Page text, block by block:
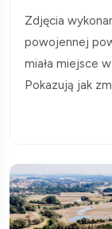
Zdjęcia
powojennej
miała miejsce
Pokazują jak